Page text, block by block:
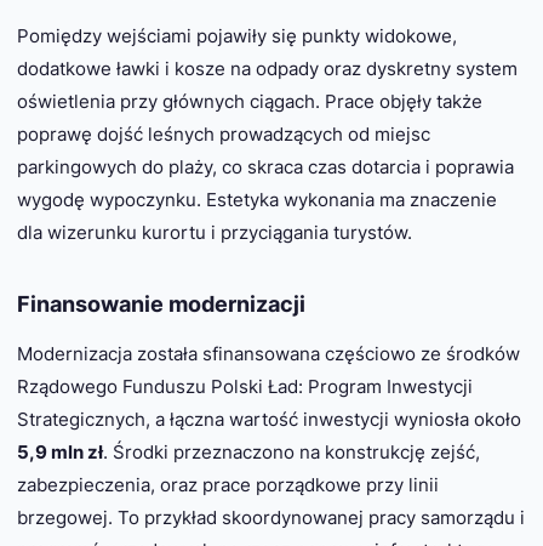
Pomiędzy wejściami pojawiły się punkty widokowe,
dodatkowe ławki i kosze na odpady oraz dyskretny system
oświetlenia przy głównych ciągach. Prace objęły także
poprawę dojść leśnych prowadzących od miejsc
parkingowych do plaży, co skraca czas dotarcia i poprawia
wygodę wypoczynku. Estetyka wykonania ma znaczenie
dla wizerunku kurortu i przyciągania turystów.
Finansowanie modernizacji
Modernizacja została sfinansowana częściowo ze środków
Rządowego Funduszu Polski Ład: Program Inwestycji
Strategicznych, a łączna wartość inwestycji wyniosła około
5,9 mln zł. Środki przeznaczono na konstrukcję zejść,
zabezpieczenia, oraz prace porządkowe przy linii
brzegowej. To przykład skoordynowanej pracy samorządu i